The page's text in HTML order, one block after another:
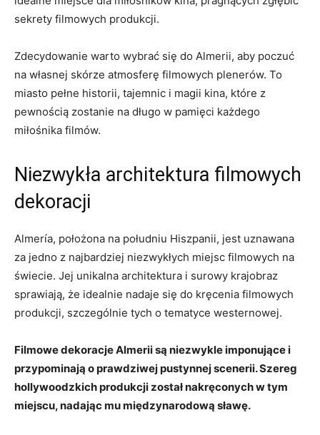
sekrety filmowych produkcji.
Zdecydowanie warto wybrać się do Almerii, aby poczuć
na ⁣własnej skórze atmosferę filmowych plenerów. To
miasto pełne historii, tajemnic i magii kina, ⁢które z
pewnością zostanie na długo⁢ w ​pamięci ⁣każdego
miłośnika ⁤filmów.
Niezwykła architektura filmowych
dekoracji
Almería, położona na południu Hiszpanii, jest uznawana
za jedno ⁢z najbardziej‍ niezwykłych miejsc filmowych na
świecie. Jej unikalna architektura i ⁢surowy krajobraz
sprawiają, że idealnie‌ nadaje się do kręcenia filmowych
produkcji, szczególnie tych o tematyce westernowej.
Filmowe dekoracje Almerii‌ są niezwykle imponujące ⁤i
‌przypominają o prawdziwej ‌pustynnej⁣ scenerii. Szereg
hollywoodzkich produkcji został nakręconych w tym
miejscu, nadając mu międzynarodową sławę.